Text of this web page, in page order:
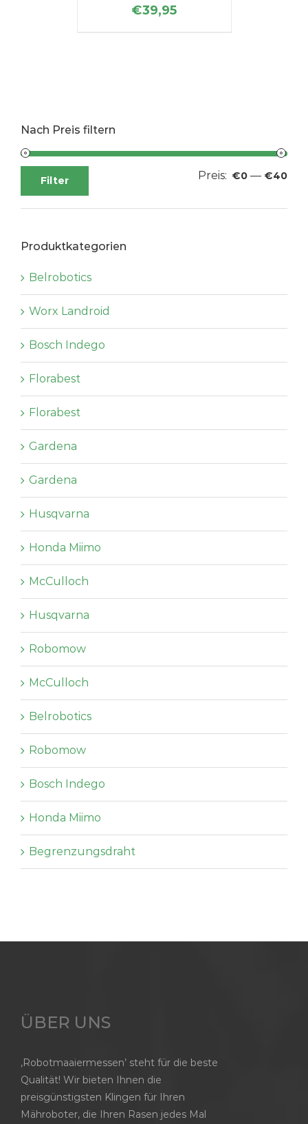
€39,95
Nach Preis filtern
Min.
Filter Preis: €0 — €40
Produktkategorien
Belrobotics
Worx Landroid
Bosch Indego
Florabest
Florabest
Gardena
Gardena
Husqvarna
Honda Miimo
McCulloch
Husqvarna
Robomow
McCulloch
Belrobotics
Robomow
Bosch Indego
Honda Miimo
Begrenzungsdraht
ÜBER UNS
‚Robotmaaiermessen’ steht für die beste
Qualität! Wir bieten Ihnen die
preisgünstigsten Klingen für Ihren
Mähroboter, die Ihren Rasen jedes Mal